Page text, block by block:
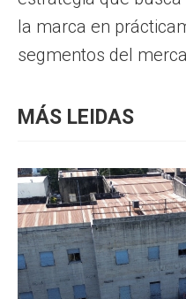
la marca en
segmentos del
MÁS LEIDAS